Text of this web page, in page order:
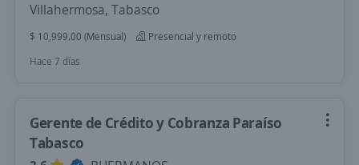
Villahermosa, Tabasco
$ 10,999.00 (Mensual)
Presencial y remoto
Hace 7 días
Gerente de Crédito y Cobranza Paraíso
Tabasco